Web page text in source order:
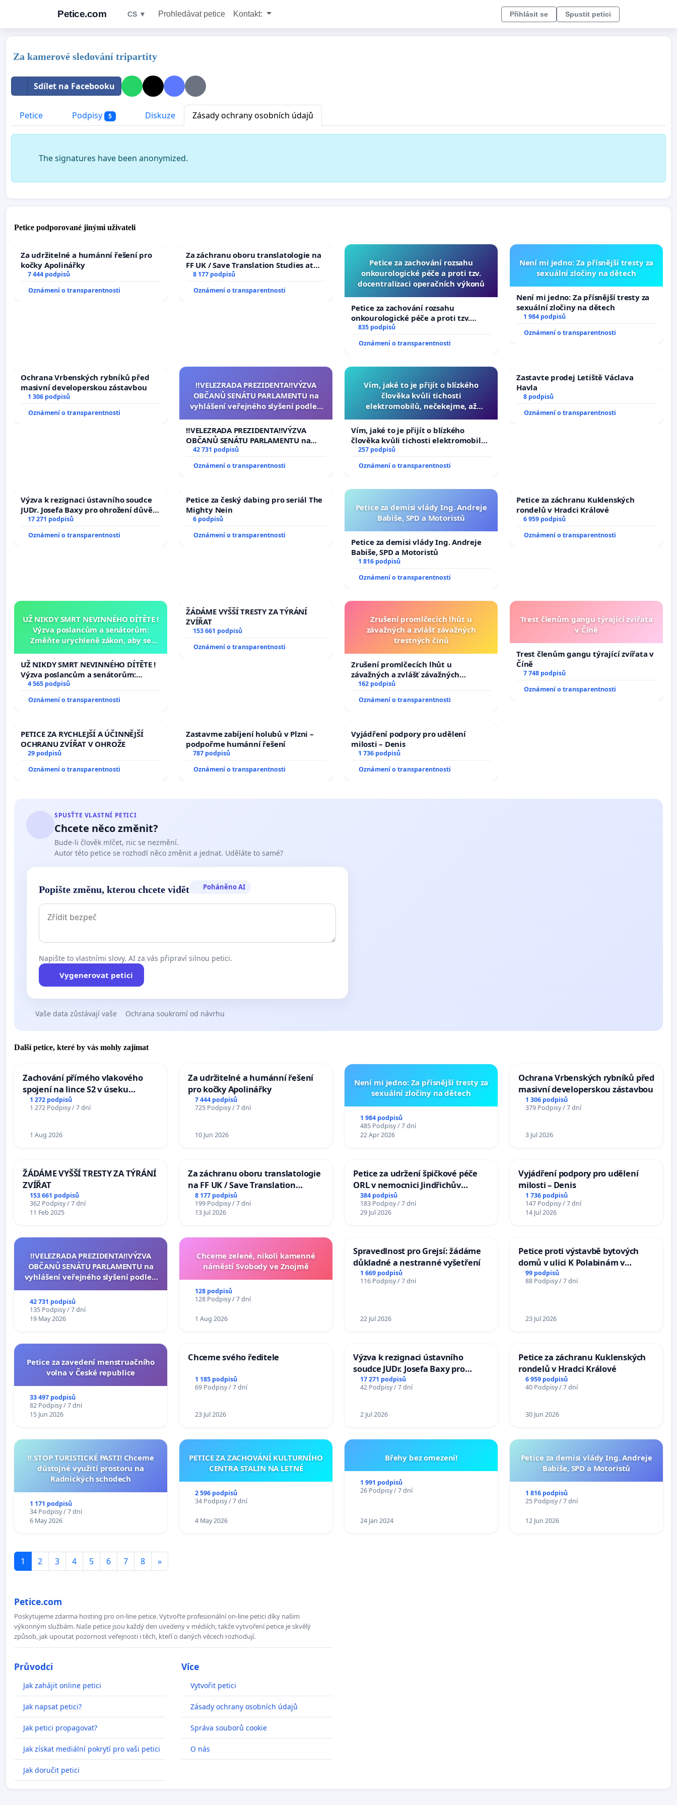
Petice.com CS ▼ Prohledávat petice Kontakt: Přihlásit se Spustit petici
Za kamerové sledování tripartity
Sdílet na Facebooku
Petice Podpisy 5 Diskuze Zásady ochrany osobních údajů
The signatures have been anonymized.
Petice podporované jinými uživateli
Za udržitelné a humánní řešení pro
kočky Apolinářky
7 444 podpisů
Oznámení o transparentnosti
Za záchranu oboru translatologie na
FF UK / Save Translation Studies at
the Faculty of Arts, Charles
8 177 podpisů
Oznámení o transparentnosti
Petice za zachování rozsahu
onkourologické péče a proti tzv.
docentralizaci operačních výkonů
Petice za zachování rozsahu
onkourologické péče a proti tzv.
docentralizaci operačních výkonů
835 podpisů
Oznámení o transparentnosti
Není mi jedno: Za přísnější tresty za
sexuální zločiny na dětech
Není mi jedno: Za přísnější tresty za
sexuální zločiny na dětech
1 984 podpisů
Oznámení o transparentnosti
Ochrana Vrbenských rybníků před
masivní developerskou zástavbou
1 306 podpisů
Oznámení o transparentnosti
‼️VELEZRADA PREZIDENTA‼️VÝZVA
OBČANŮ SENÁTU PARLAMENTU na
vyhlášení veřejného slyšení podle §
na přijetí usnesení k podání ústavní
žaloby na prezidenta republiky
‼️VELEZRADA PREZIDENTA‼️VÝZVA
OBČANŮ SENÁTU PARLAMENTU na
vyhlášení veřejného slyšení podle §
na přijetí usnesení k podání ústavní
42 731 podpisů
Oznámení o transparentnosti
Vím, jaké to je přijít o blízkého
člověka kvůli tichosti
elektromobilů, nečekejme, až
auta!
Vím, jaké to je přijít o blízkého
člověka kvůli tichosti elektromobilů,
nečekejme, až přibydou další,
257 podpisů
Oznámení o transparentnosti
Zastavte prodej Letiště Václava
Havla
8 podpisů
Oznámení o transparentnosti
Výzva k rezignaci ústavního soudce
JUDr. Josefa Baxy pro ohrožení důvěry
ve spravedlivý proces
17 271 podpisů
Oznámení o transparentnosti
Petice za český dabing pro seriál The
Mighty Nein
6 podpisů
Oznámení o transparentnosti
Petice za demisi vlády Ing. Andreje
Babiše, SPD a Motoristů
Petice za demisi vlády Ing. Andreje
Babiše, SPD a Motoristů
1 816 podpisů
Oznámení o transparentnosti
Petice za záchranu Kuklenských
rondelů v Hradci Králové
6 959 podpisů
Oznámení o transparentnosti
UŽ NIKDY SMRT NEVINNÉHO DÍTĚTE !
Výzva poslancům a senátorům:
Změňte urychleně zákon, aby se
opakovat!
UŽ NIKDY SMRT NEVINNÉHO DÍTĚTE !
Výzva poslancům a senátorům:
Změňte urychleně zákon, aby se
opakovat!
4 565 podpisů
Oznámení o transparentnosti
ŽÁDÁME VYŠŠÍ TRESTY ZA TÝRÁNÍ
ZVÍŘAT
153 661 podpisů
Oznámení o transparentnosti
Zrušení promlčecích lhůt u
závažných a zvlášť závažných
trestných činů
Zrušení promlčecích lhůt u
závažných a zvlášť závažných
trestných činů
162 podpisů
Oznámení o transparentnosti
Trest členům gangu týrající zvířata
v Číně
Trest členům gangu týrající zvířata v
Číně
7 748 podpisů
Oznámení o transparentnosti
PETICE ZA RYCHLEJŠÍ A ÚČINNĚJŠÍ
OCHRANU ZVÍŘAT V OHROŽE
29 podpisů
Oznámení o transparentnosti
Zastavme zabíjení holubů v Plzni –
podpořme humánní řešení
787 podpisů
Oznámení o transparentnosti
Vyjádření podpory pro udělení
milosti – Denis
1 736 podpisů
Oznámení o transparentnosti
SPUSŤTE VLASTNÍ PETICI
Chcete něco změnit?
Bude-li člověk mlčet, nic se nezmění.
Autor této petice se rozhodl něco změnit a jednat. Uděláte to samé?
Popište změnu, kterou chcete vidět Poháněno AI
Napište to vlastními slovy. AI za vás připraví silnou petici.
Vygenerovat petici
Vaše data zůstávají vaše Ochrana soukromí od návrhu
Další petice, které by vás mohly zajímat
Zachování přímého vlakového
spojení na lince S2 v úseku
Ostrava – Bohumín – Karviná –
Mosty u Jablunkova
1 272 podpisů
1 272 Podpisy / 7 dní
1 Aug 2026
Za udržitelné a humánní řešení
pro kočky Apolinářky
7 444 podpisů
725 Podpisy / 7 dní
10 Jun 2026
Není mi jedno: Za přísnější tresty za
sexuální zločiny na dětech
1 984 podpisů
485 Podpisy / 7 dní
22 Apr 2026
Ochrana Vrbenských rybníků před
masivní developerskou zástavbou
1 306 podpisů
379 Podpisy / 7 dní
3 Jul 2026
ŽÁDÁME VYŠŠÍ TRESTY ZA TÝRÁNÍ
ZVÍŘAT
153 661 podpisů
362 Podpisy / 7 dní
11 Feb 2025
Za záchranu oboru translatologie
na FF UK / Save Translation
Studies at the Faculty of Arts,
Charles University
8 177 podpisů
199 Podpisy / 7 dní
13 Jul 2026
Petice za udržení špičkové péče
ORL v nemocnici Jindřichův
Hradec
384 podpisů
183 Podpisy / 7 dní
29 Jul 2026
Vyjádření podpory pro udělení
milosti – Denis
1 736 podpisů
147 Podpisy / 7 dní
14 Jul 2026
‼️VELEZRADA PREZIDENTA‼️VÝZVA
OBČANŮ SENÁTU PARLAMENTU na
vyhlášení veřejného slyšení podle §
na přijetí usnesení k podání ústavní
žaloby na prezidenta republiky
42 731 podpisů
135 Podpisy / 7 dní
19 May 2026
Chceme zelené, nikoli kamenné
náměstí Svobody ve Znojmě
128 podpisů
128 Podpisy / 7 dní
1 Aug 2026
Spravedlnost pro Grejsí: žádáme
důkladné a nestranné vyšetření
1 669 podpisů
116 Podpisy / 7 dní
22 Jul 2026
Petice proti výstavbě bytových
domů v ulici K Polabinám v
Pardubicích
99 podpisů
88 Podpisy / 7 dní
23 Jul 2026
Petice za zavedení menstruačního
volna v České republice
33 497 podpisů
82 Podpisy / 7 dní
15 Jun 2026
Chceme svého ředitele
1 185 podpisů
69 Podpisy / 7 dní
23 Jul 2026
Výzva k rezignaci ústavního
soudce JUDr. Josefa Baxy pro
ohrožení důvěry ve spravedlivý
proces
17 271 podpisů
42 Podpisy / 7 dní
2 Jul 2026
Petice za záchranu Kuklenských
rondelů v Hradci Králové
6 959 podpisů
40 Podpisy / 7 dní
30 Jun 2026
‼️ STOP TURISTICKÉ PASTI! Chceme
důstojné využití prostoru na
Radnických schodech
1 171 podpisů
34 Podpisy / 7 dní
6 May 2026
PETICE ZA ZACHOVÁNÍ KULTURNÍHO
CENTRA STALIN NA LETNÉ
2 596 podpisů
34 Podpisy / 7 dní
4 May 2026
Břehy bez omezení!
1 991 podpisů
26 Podpisy / 7 dní
24 Jan 2024
Petice za demisi vlády Ing. Andreje
Babiše, SPD a Motoristů
1 816 podpisů
25 Podpisy / 7 dní
12 Jun 2026
1 2 3 4 5 6 7 8 »
Petice.com
Poskytujeme zdarma hosting pro on-line petice. Vytvořte profesionální on-line petici díky našim
výkonným službám. Naše petice jsou každý den uvedeny v médiích, takže vytvoření petice je skvělý
způsob, jak upoutat pozornost veřejnosti i těch, kteří o daných věcech rozhodují.
Průvodci
Jak zahájit online petici
Jak napsat petici?
Jak petici propagovat?
Jak získat mediální pokrytí pro vaši petici
Jak doručit petici
Více
Vytvořit petici
Zásady ochrany osobních údajů
Správa souborů cookie
O nás